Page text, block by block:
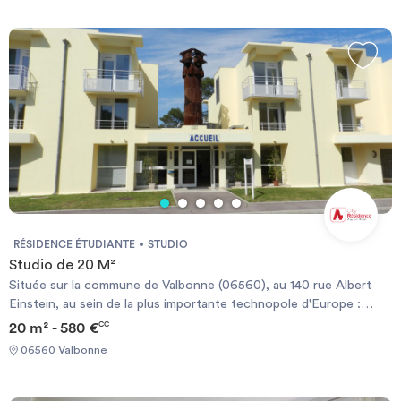
RÉSIDENCE ÉTUDIANTE STUDIO
Studio de 20 M²
Située sur la commune de Valbonne (06560), au 140 rue Albert
Einstein, au sein de la plus importante technopole d'Europe :
Sophia Antipolis, La Résidence EINSTEIN SOPHIA propose des
studios (20m² - 550€) ou T2 (30m² - 750€) meublés avec cuisine
équipée. La Résidence Einstein Sophia se situe à proximité
commerce (SKEMA), de centres de recherche (CNRS), non loin
20 m² - 580 €CC
06560 Valbonne